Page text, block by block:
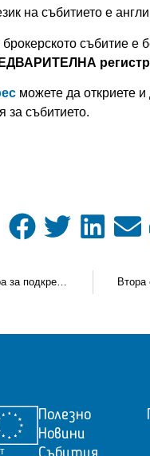
на събитието е
брокерското събитие е
можете да откриете
за събитието.
Процедура за подкрепа на иновативни компании с „Печат за високи постижения“
Полезно
Новини